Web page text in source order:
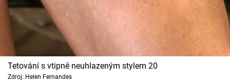
Tetování s vtipně neuhlazeným stylem 20
Zdroj: Helen Fernandes